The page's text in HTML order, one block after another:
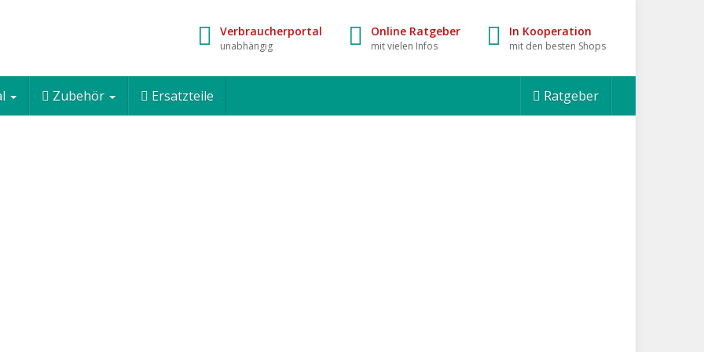
Verbraucherportal
unabhängig
Online Ratgeber
mit vielen Infos
In Kooperation
mit den besten Shops
Zubehör Ersatzteile Ratgeber